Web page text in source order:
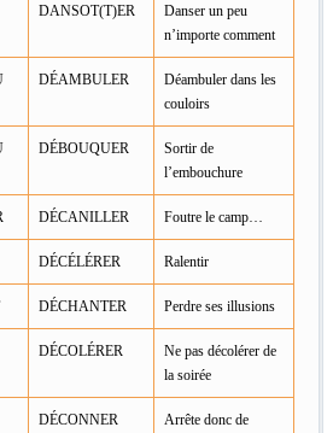
DANSOT(T)ER
Danser un peu
n’importe comment
DÉAMBULER
Déambuler dans les
couloirs
DÉBOUQUER
Sortir de
l’embouchure
DÉCANILLER Foutre le camp…
DÉCÉLÉRER Ralentir
DÉCHANTER Perdre ses illusions
DÉCOLÉRER
Ne pas décolérer de
la soirée
DÉCONNER
Arrête donc de